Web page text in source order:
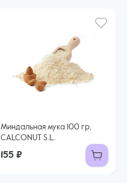
Миндальная мука 100 гр,
CALCONUT S.L.
155 ₽